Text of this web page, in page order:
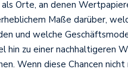
Orte, an denen
Maße darüber,
und welche
hin zu einer
Wenn diese Chancen